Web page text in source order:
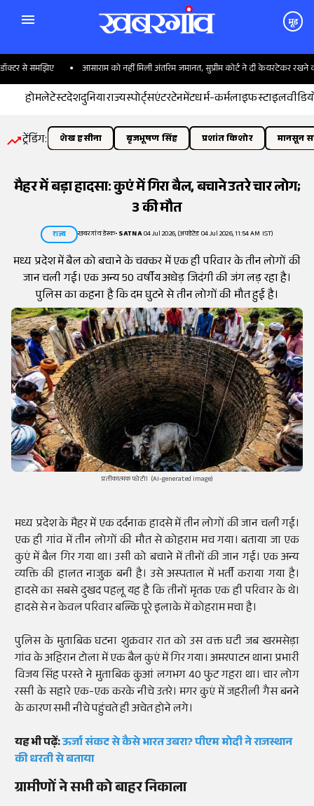
मूड
से समझिए आसाराम को नहीं मिली अंतरिम जमानत, सुप्रीम कोर्ट ने दी केयरटेकर रखने की
होमलेटेस्टदेशदुनियाराज्यस्पोर्ट्सएंटरटेनमेंटधर्म-कर्मलाइफस्टाइल
ट्रेंडिंग: शेख हसीना बृजभूषण सिंह प्रशांत किशोर मानसून
मैहर में बड़ा हादसा: कुएं में गिरा बैल, बचाने उतरे चार लोग;
3 की मौत
राज्य खबरगांव डेस्क•SATNA04 Jul 2026, (अपडेटेड 04 Jul 2026, 11:54 AM IST)
मध्य प्रदेश में बैल को बचाने के चक्कर में एक ही परिवार के तीन लोगों की
जान चली गई। एक अन्य 50 वर्षीय अधेड़ जिदंगी की जंग लड़ रहा है।
पुलिस का कहना है कि दम घुटने से तीन लोगों की मौत हुई है।
प्रतीकात्मक फोटो। (AI-generated image)
मध्य प्रदेश के मैहर में एक दर्दनाक हादसे में तीन लोगों की जान चली गई।
एक ही गांव में तीन लोगों की मौत से कोहराम मच गया। बताया जा एक
कुएं में बैल गिर गया था। उसी को बचाने में तीनों की जान गई। एक अन्य
व्यक्ति की हालत नाजुक बनी है। उसे अस्पताल में भर्ती कराया गया है।
हादसे का सबसे दुखद पहलू यह है कि तीनों मृतक एक ही परिवार के थे।
हादसे से न केवल परिवार बल्कि पूरे इलाके में कोहराम मचा है।
पुलिस के मुताबिक घटना शुक्रवार रात को उस वक्त घटी जब खरमसेड़ा
गांव के अहिरान टोला में एक बैल कुएं में गिर गया। अमरपाटन थाना प्रभारी
विजय सिंह परस्ते ने मुताबिक कुआं लगभग 40 फुट गहरा था। चार लोग
रस्सी के सहारे एक-एक करके नीचे उतरे। मगर कुएं में जहरीली गैस बनने
के कारण सभी नीचे पहुंचते ही अचेत होने लगे।
यह भी पढ़ें:ऊर्जा संकट से कैसे भारत उबरा? पीएम मोदी ने राजस्थान
की धरती से बताया
ग्रामीणों ने सभी को बाहर निकाला